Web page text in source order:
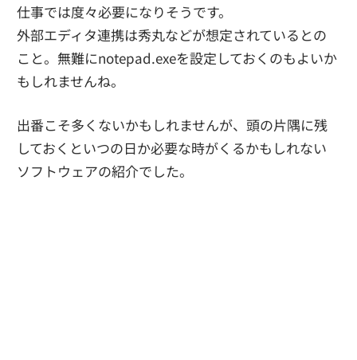
仕事では度々必要になりそうです。
外部エディタ連携は秀丸などが想定されているとの
こと。無難にnotepad.exeを設定しておくのもよいか
もしれませんね。
出番こそ多くないかもしれませんが、頭の片隅に残
しておくといつの日か必要な時がくるかもしれない
ソフトウェアの紹介でした。